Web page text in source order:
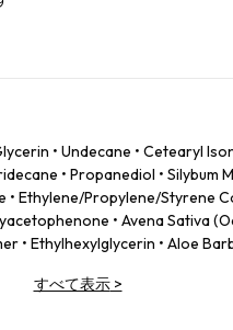
• Undecane • Cetearyl
• Propanediol • Silybum
• Ethylene/Propylene/Styrene
• Avena Sativa
• Ethylhexylglycerin • Aloe
Hippocastanum (Horse
すべて表示>